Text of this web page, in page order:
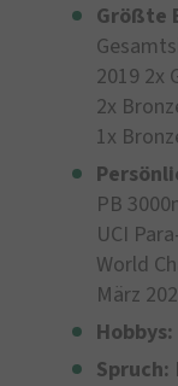
Größte
2019 2x
2x
1x
PB
UCI
World
März
Hobbys:
Spruch: